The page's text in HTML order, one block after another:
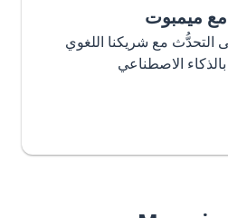
ميمبوت
التحدُّث مع شريكنا اللغوي
الاصطناعي